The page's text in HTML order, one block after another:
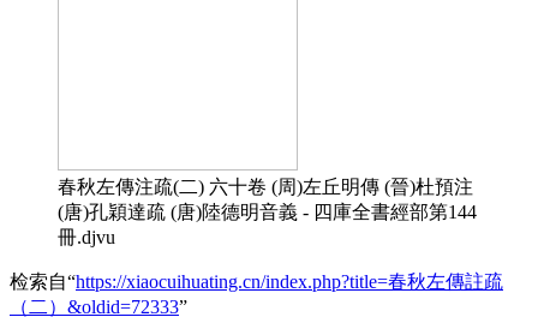
春秋左傳注疏(二) 六十卷 (周)左丘明傳 (晉)杜預注
(唐)孔穎達疏 (唐)陸德明音義 - 四庫全書經部第144
冊.djvu
检索自“https://xiaocuihuating.cn/index.php?title=春秋左傳註疏
（二）&oldid=72333”